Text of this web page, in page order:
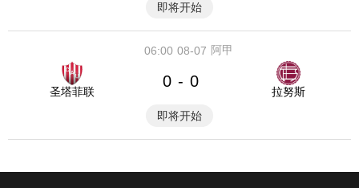
即将开始
08-07
06:00 阿甲
圣塔菲联
0 - 0
拉努斯
即将开始